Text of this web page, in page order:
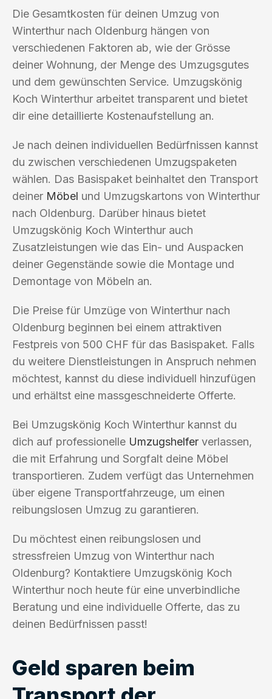
Die Gesamtkosten für deinen Umzug von
Winterthur nach Oldenburg hängen von
verschiedenen Faktoren ab, wie der Grösse
deiner Wohnung, der Menge des Umzugsgutes
und dem gewünschten Service. Umzugskönig
Koch Winterthur arbeitet transparent und bietet
dir eine detaillierte Kostenaufstellung an.
Je nach deinen individuellen Bedürfnissen kannst
du zwischen verschiedenen Umzugspaketen
wählen. Das Basispaket beinhaltet den Transport
deiner Möbel und Umzugskartons von Winterthur
nach Oldenburg. Darüber hinaus bietet
Umzugskönig Koch Winterthur auch
Zusatzleistungen wie das Ein- und Auspacken
deiner Gegenstände sowie die Montage und
Demontage von Möbeln an.
Die Preise für Umzüge von Winterthur nach
Oldenburg beginnen bei einem attraktiven
Festpreis von 500 CHF für das Basispaket. Falls
du weitere Dienstleistungen in Anspruch nehmen
möchtest, kannst du diese individuell hinzufügen
und erhältst eine massgeschneiderte Offerte.
Bei Umzugskönig Koch Winterthur kannst du
dich auf professionelle Umzugshelfer verlassen,
die mit Erfahrung und Sorgfalt deine Möbel
transportieren. Zudem verfügt das Unternehmen
über eigene Transportfahrzeuge, um einen
reibungslosen Umzug zu garantieren.
Du möchtest einen reibungslosen und
stressfreien Umzug von Winterthur nach
Oldenburg? Kontaktiere Umzugskönig Koch
Winterthur noch heute für eine unverbindliche
Beratung und eine individuelle Offerte, das zu
deinen Bedürfnissen passt!
Geld sparen beim